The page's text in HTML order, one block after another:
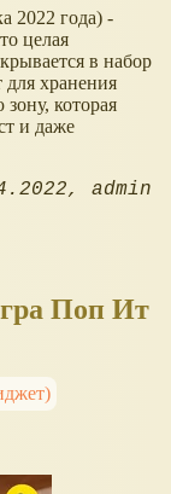
2022 года) -
целая
в набор
хранения
которая
и даже
admin
Поп Ит